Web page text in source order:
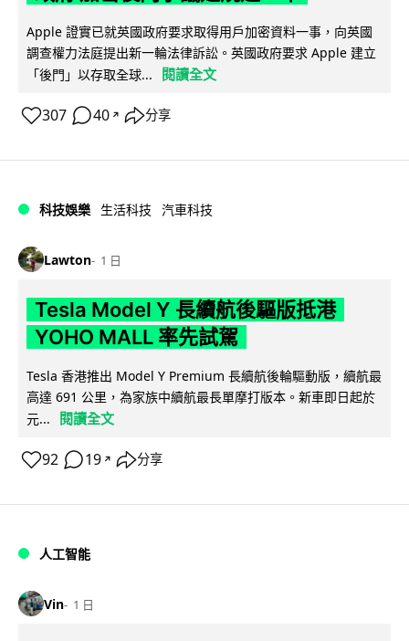
Apple 證實已就英國政府要求取得用戶加密資料一事，向英國
調查權力法庭提出新一輪法律訴訟。英國政府要求 Apple 建立
「後門」以存取全球...
閱讀全文
307 40 ↗ 分享
科技娛樂 生活科技 汽車科技
Lawton 1 日
Tesla Model Y 長續航後驅版抵港
YOHO MALL 率先試駕
Tesla 香港推出 Model Y Premium 長續航後輪驅動版，續航最
高達 691 公里，為家族中續航最長單摩打版本。新車即日起於
元...
閱讀全文
92 19 ↗ 分享
人工智能
Vin 1 日